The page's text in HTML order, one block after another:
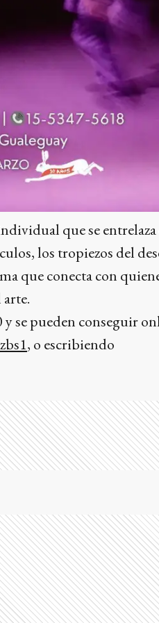
que se
los tropiezos del
que conecta con
se pueden conseguir
, o escribiendo